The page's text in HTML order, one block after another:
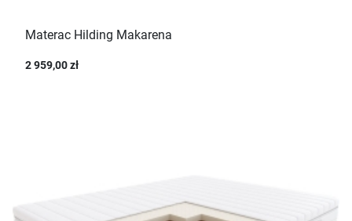
Materac Hilding Makarena
2 959,00 zł